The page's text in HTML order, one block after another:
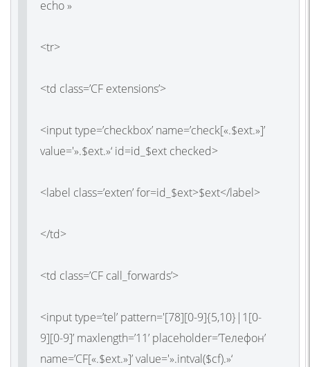
echo »
<tr>
<td class=’CF extensions’>
<input type=’checkbox’ name=’check[«.$ext.»]’
value='».$ext.»‘ id=id_$ext checked>
<label class=’exten’ for=id_$ext>$ext</label>
</td>
<td class=’CF call_forwards’>
<input type=’tel’ pattern='[78][0-9]{5,10}|1[0-
9][0-9]’ maxlength=’11’ placeholder=’Телефон’
name=’CF[«.$ext.»]’ value='».intval($cf).»‘